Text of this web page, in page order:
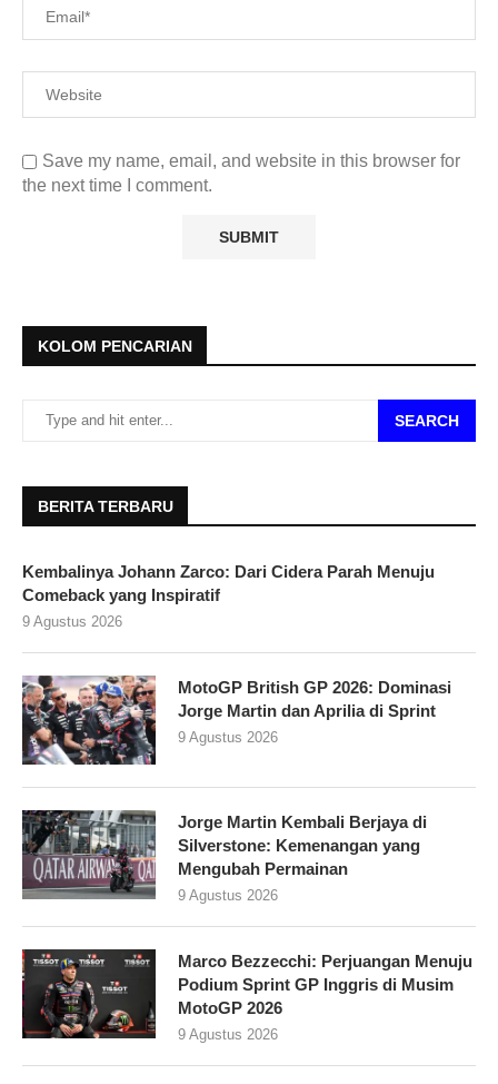
Save my name, email, and website in this browser for
the next time I comment.
KOLOM PENCARIAN
SEARCH
BERITA TERBARU
Kembalinya Johann Zarco: Dari Cidera Parah Menuju
Comeback yang Inspiratif
9 Agustus 2026
MotoGP British GP 2026: Dominasi
Jorge Martin dan Aprilia di Sprint
9 Agustus 2026
Jorge Martin Kembali Berjaya di
Silverstone: Kemenangan yang
Mengubah Permainan
9 Agustus 2026
Marco Bezzecchi: Perjuangan Menuju
Podium Sprint GP Inggris di Musim
MotoGP 2026
9 Agustus 2026